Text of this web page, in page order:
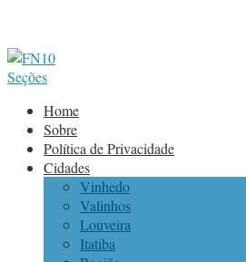
Seções
Home
Sobre
Política de Privacidade
Cidades
Vinhedo
Valinhos
Louveira
Itatiba